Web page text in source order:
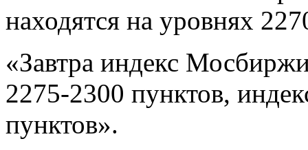
находятся на уровнях
«Завтра индекс
2275-2300 пунктов,
пунктов».